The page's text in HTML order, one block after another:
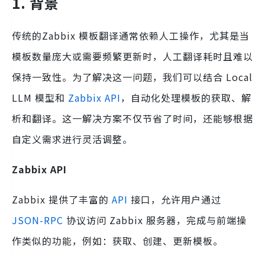
传统的Zabbix 模板翻译通常依赖人工操作，尤其是当
模板数量庞大或需要频繁更新时，人工翻译耗时且难以
保持一致性。为了解决这一问题，我们可以结合 Local
LLM 模型和 Zabbix API，自动化处理模板的获取、解
析和翻译。这一解决方案不仅节省了时间，还能够根据
自定义需求进行灵活调整。
Zabbix API
Zabbix 提供了丰富的 API 接口，允许用户通过
JSON-RPC 协议访问 Zabbix 服务器，完成与前端操
作类似的功能，例如：获取、创建、更新模板。